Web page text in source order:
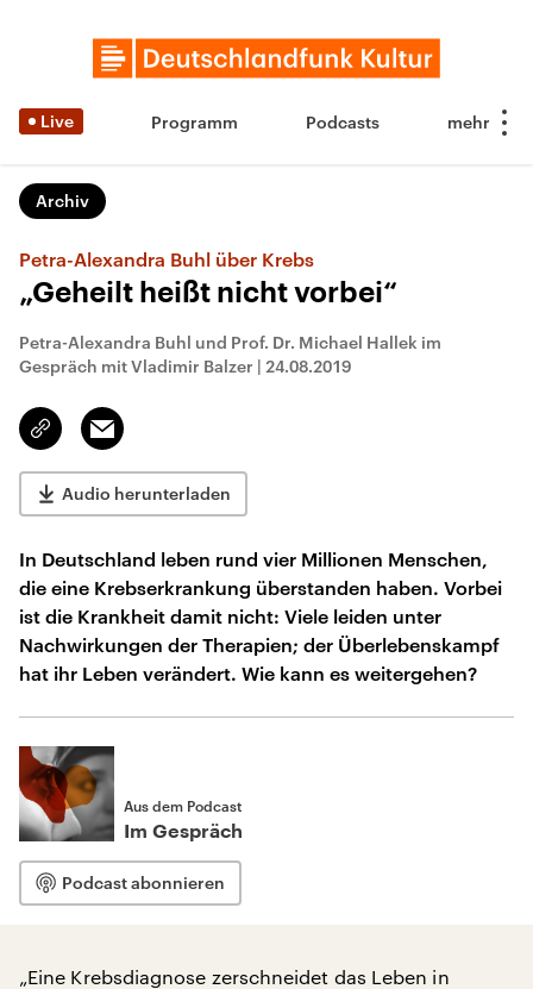
Live Programm Podcasts
Archiv
Petra-Alexandra Buhl über Krebs
„Geheilt heißt nicht vorbei“
Petra-Alexandra Buhl und Prof. Dr. Michael Hallek im
Gespräch mit Vladimir Balzer | 24.08.2019
Link
kopieren/teilen
Email
Audio herunterladen
In Deutschland leben rund vier Millionen Menschen,
die eine Krebserkrankung überstanden haben. Vorbei
ist die Krankheit damit nicht: Viele leiden unter
Nachwirkungen der Therapien; der Überlebenskampf
hat ihr Leben verändert. Wie kann es weitergehen?
Aus dem Podcast
Im Gespräch
Podcast abonnieren
„Eine Krebsdiagnose zerschneidet das Leben in